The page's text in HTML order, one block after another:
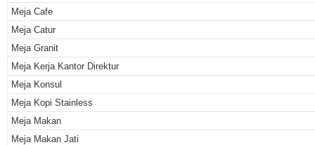
Meja Cafe
Meja Catur
Meja Granit
Meja Kerja Kantor Direktur
Meja Konsul
Meja Kopi Stainless
Meja Makan
Meja Makan Jati